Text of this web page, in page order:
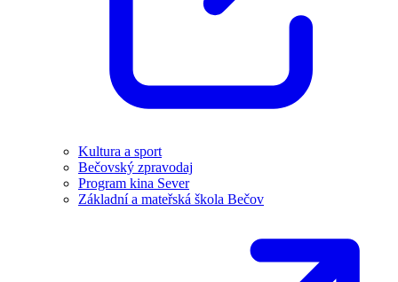
Kultura a sport
Bečovský zpravodaj
Program kina Sever
Základní a mateřská škola Bečov